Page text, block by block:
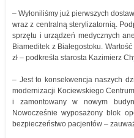
– Wyłoniliśmy już pierwszych
wraz z centralną sterylizatornią.
sprzętu i urządzeń medycznych
Biameditek z Białegostoku.
zł – podkreśla starosta Kazimierz
– Jest to konsekwencja naszych
modernizacji Kociewskiego
i zamontowany w nowym
Nowocześnie wyposażony blok
bezpieczeństwo pacjentów –